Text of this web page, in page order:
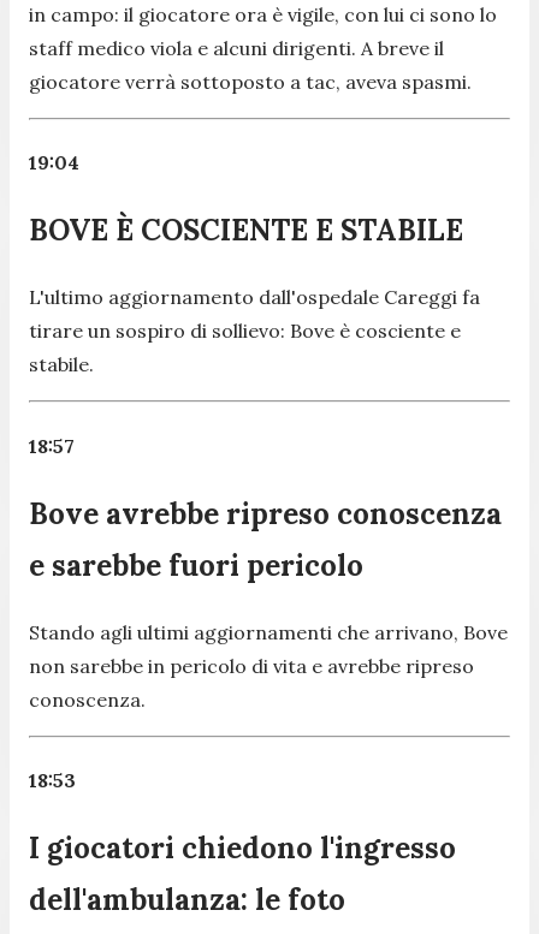
in campo: il giocatore ora è vigile, con lui ci sono lo
staff medico viola e alcuni dirigenti. A breve il
giocatore verrà sottoposto a tac, aveva spasmi.
19:04
BOVE È COSCIENTE E STABILE
L'ultimo aggiornamento dall'ospedale Careggi fa
tirare un sospiro di sollievo: Bove è cosciente e
stabile.
18:57
Bove avrebbe ripreso conoscenza
e sarebbe fuori pericolo
Stando agli ultimi aggiornamenti che arrivano, Bove
non sarebbe in pericolo di vita e avrebbe ripreso
conoscenza.
18:53
I giocatori chiedono l'ingresso
dell'ambulanza: le foto